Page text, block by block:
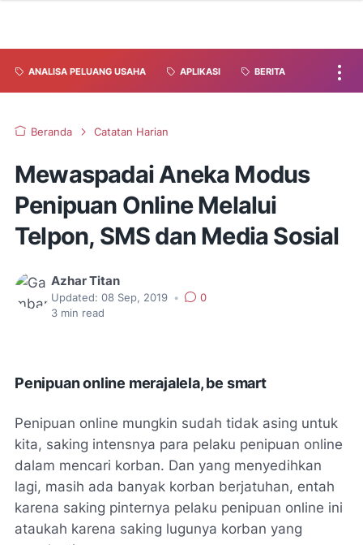
ANALISA PELUANG USAHA APLIKASI BERITA
Beranda Catatan Harian
Mewaspadai Aneka Modus
Penipuan Online Melalui
Telpon, SMS dan Media Sosial
Azhar Titan
Updated: 08 Sep, 2019 •
0
3 min read
Penipuan online merajalela, be smart
Penipuan online mungkin sudah tidak asing untuk
kita, saking intensnya para pelaku penipuan online
dalam mencari korban. Dan yang menyedihkan
lagi, masih ada banyak korban berjatuhan, entah
karena saking pinternya pelaku penipuan online ini
ataukah karena saking lugunya korban yang